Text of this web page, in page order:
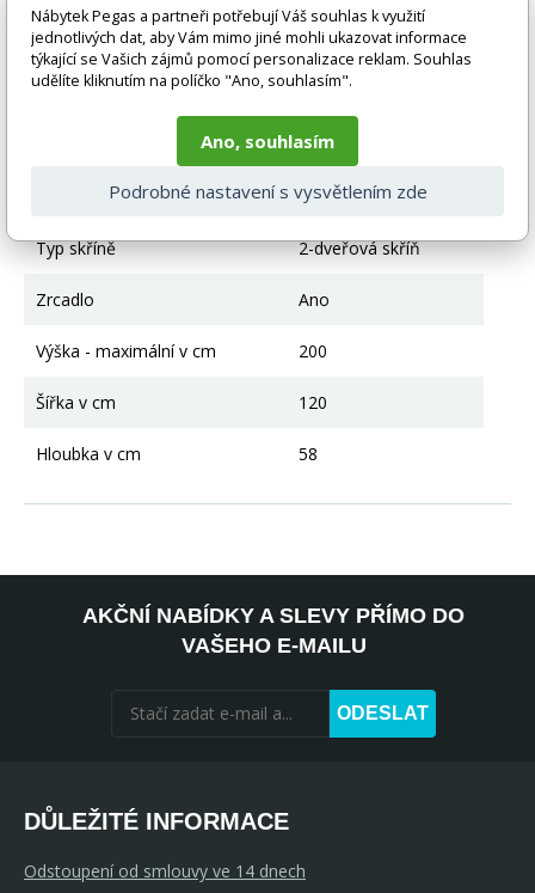
případě nejasností kontaktujte naše klientské centrum
pegas@nabytek-pegas.cz či volejte 777244446.
Technické parametry
Lamino
Typ skříně - otvírání Posuvné otvírání
Typ skříně 2-dveřová skříň
Zrcadlo Ano
Výška - maximální v cm 200
Šířka v cm 120
Hloubka v cm 58
AKČNÍ NABÍDKY A SLEVY PŘÍMO DO
VAŠEHO E-MAILU
ODESLAT
DŮLEŽITÉ INFORMACE
Odstoupení od smlouvy ve 14 dnech
Nábytek Pegas a partneři potřebují Váš souhlas k využití
jednotlivých dat, aby Vám mimo jiné mohli ukazovat informace
týkající se Vašich zájmů pomocí personalizace reklam. Souhlas
udělíte kliknutím na políčko "Ano, souhlasím".
Ano, souhlasím
Podrobné nastavení s vysvětlením zde